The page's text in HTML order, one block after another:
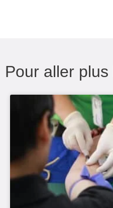
Pour aller plus